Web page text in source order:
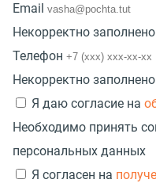
Email
Некорректно
Телефон
Некорректно
Я даю согласие на
Необходимо принять
персональных данных
Я согласен на